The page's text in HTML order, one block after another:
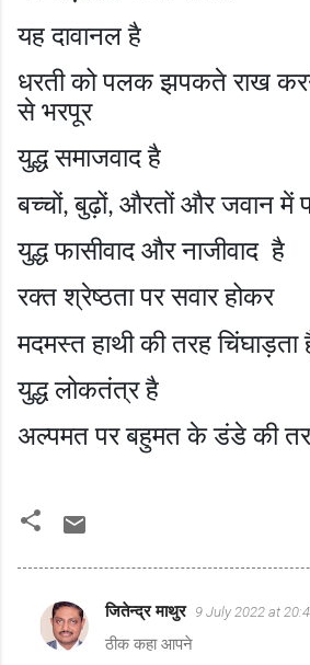
यह दावानल है
धरती को पलक झपकते राख
से भरपूर
युद्ध समाजवाद है
बच्चों,बुढ़ों, औरतों और जवान में
युद्ध फासीवाद और नाजीवाद है
रक्त श्रेष्ठता पर सवार होकर
मदमस्त हाथी की तरह चिंघाड़ता
युद्ध लोकतंत्र है
अल्पमत पर बहुमत के डंडे की
C
o
जितेन्द्र माथुर 9 July 2022 at
ठीक कहा आपने